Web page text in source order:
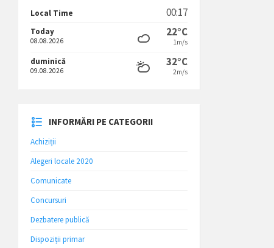
Local Time 00:17
Today
08.08.2026
22°C
1m/s
duminică
09.08.2026
32°C
2m/s
INFORMĂRI PE CATEGORII
Achiziții
Alegeri locale 2020
Comunicate
Concursuri
Dezbatere publică
Dispoziții primar